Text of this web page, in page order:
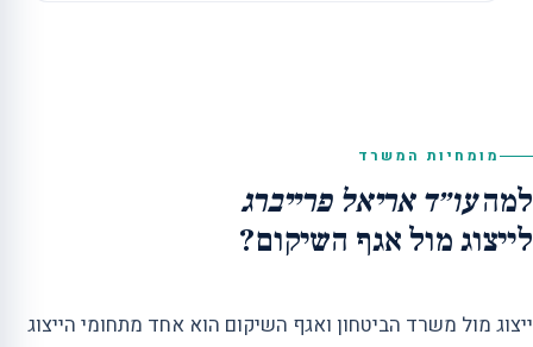
מומחיות המשרד
למהעו״ד אריאל פרייברג
לייצוג מול אגף השיקום?
ייצוג מול משרד הביטחון ואגף השיקום הוא אחד מתחומי הייצוג